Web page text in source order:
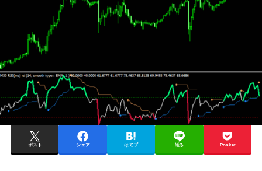
ポスト シェア はてブ 送る Pocket